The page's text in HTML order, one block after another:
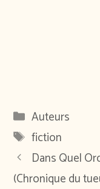
Catégories
Auteurs
Étiquettes
fiction
Dans Quel
(Chronique du